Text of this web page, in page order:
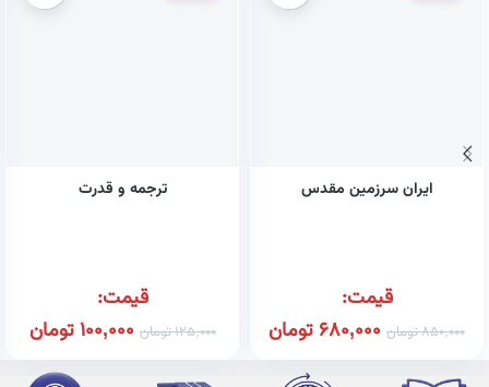
ایران سرزمین مقدس
قیمت:
850,000تومان 680,000 تومان
ترجمه و قدرت
قیمت:
125,000تومان 100,000تومان